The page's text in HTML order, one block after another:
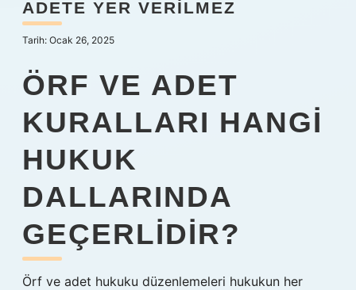
Yasal Uyarı
Hakkımızda
ADETE YER VERILMEZ
Tarih: Ocak 26, 2025
ÖRF VE ADET
KURALLARI HANGI
HUKUK
DALLARINDA
GEÇERLIDIR?
Örf ve adet hukuku düzenlemeleri hukukun her